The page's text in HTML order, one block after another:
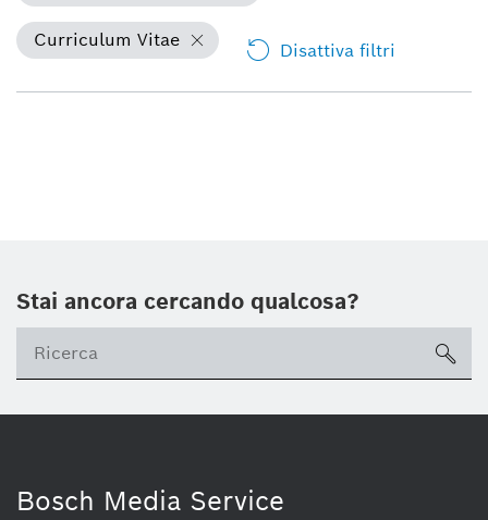
Curriculum Vitae Disattiva filtri
Stai ancora cercando qualcosa?
Bosch Media Service